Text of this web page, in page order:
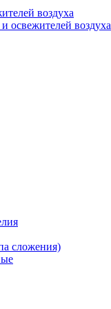
воздуха
освежителей воздуха
сложения)